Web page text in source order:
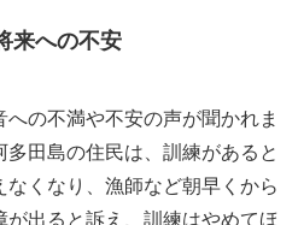
来への不安
の不満や不安の声が聞かれま
多田島の住民は、訓練があると
くなり、漁師など朝早くから
出ると訴え、訓練はやめてほ